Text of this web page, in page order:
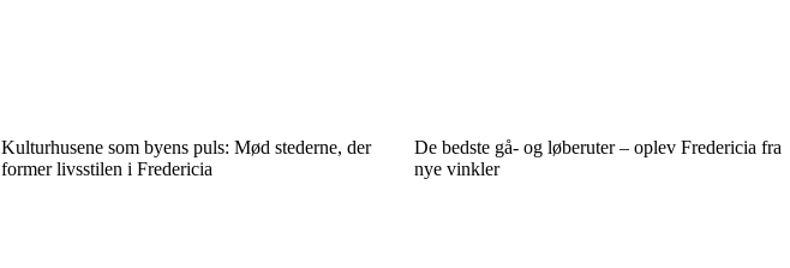
Kulturhusene som byens puls: Mød stederne, der
former livsstilen i Fredericia
De bedste gå- og løberuter – oplev Fredericia fra
nye vinkler